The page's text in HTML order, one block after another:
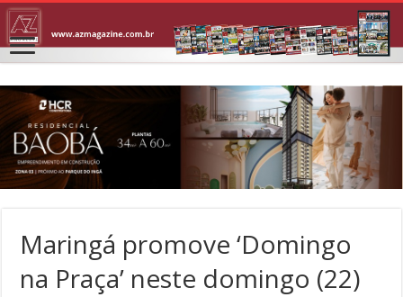
Maringá promove ‘Domingo
na Praça’ neste domingo (22)